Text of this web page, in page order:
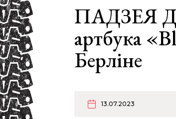
ПАДЗЕЯ
артбука
Берліне
13.07.2023